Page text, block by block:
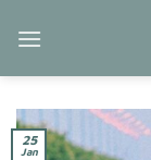
25
Jan